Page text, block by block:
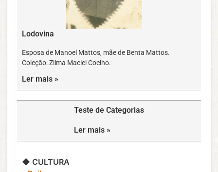
Lodovina
Esposa de Manoel Mattos, mãe de Benta Mattos.
Coleção: Zilma Maciel Coelho.
Ler mais »
Teste de Categorias
Ler mais »
◆ CULTURA